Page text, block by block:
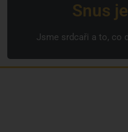
Snus
Jsme srdcaři a to, co